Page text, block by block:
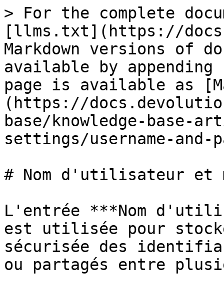
> For the complete
[llms.txt](https://
Markdown versions of
available by
page is available as
(https://
base/knowledge-base-
settings/username-and-
# Nom d'utilisateur et
L'entrée ***Nom
est utilisée pour
sécurisée des
ou partagés entre